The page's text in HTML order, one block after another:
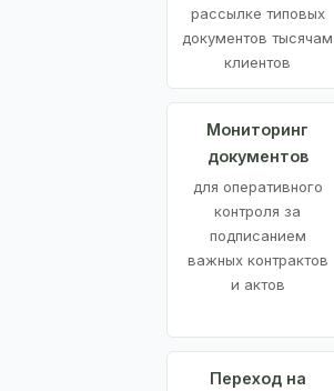
рассылке типовых
документов тысячам
клиентов
Мониторинг
документов
для оперативного
контроля за
подписанием
важных контрактов
и актов
Переход на